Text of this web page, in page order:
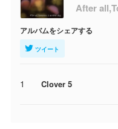
After
アルバムをシェアする
ツイート
1 Clover 5